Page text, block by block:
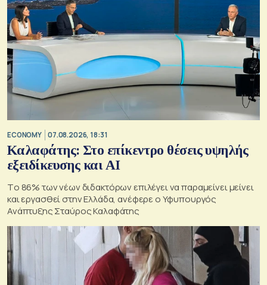
ECONOMY 07.08.2026, 18:31
Καλαφάτης: Στο επίκεντρο θέσεις υψηλής
εξειδίκευσης και AI
Tο 86% των νέων διδακτόρων επιλέγει να παραμείνει μείνει
και εργασθεί στην Ελλάδα, ανέφερε ο Υφυπουργός
Ανάπτυξης Σταύρος Καλαφάτης